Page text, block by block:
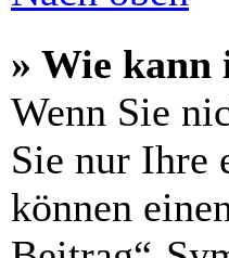
» Wie kann
Wenn Sie
Sie nur Ihre
können